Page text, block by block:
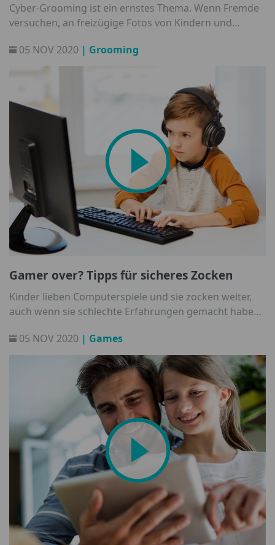
Cyber-Grooming ist ein ernstes Thema. Wenn Fremde
versuchen, an freizügige Fotos von Kindern und
05 NOV 2020 | Grooming
Gamer over? Tipps für sicheres Zocken
Kinder lieben Computerspiele und sie zocken weiter,
auch wenn sie schlechte Erfahrungen gemacht haben.
Fallen von Cyberkriminellen. Wir haben gute Tipps,
damit den Eltern und Kids die Lust am Zocken nicht
05 NOV 2020 | Games